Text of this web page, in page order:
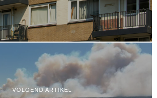
VOLGEND ARTIKEL